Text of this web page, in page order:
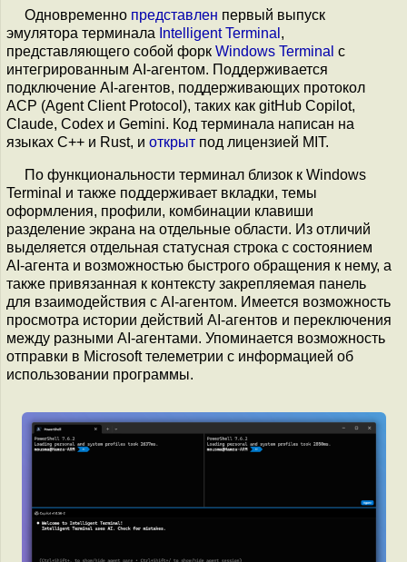
Одновременно представлен первый выпуск
эмулятора терминала Intelligent Terminal ,
представляющего собой форк Windows Terminal с
интегрированным AI-агентом. Поддерживается
подключение AI-агентов, поддерживающих протокол
ACP (Agent Client Protocol), таких как gitHub Copilot,
Claude, Codex и Gemini. Код терминала написан на
языках C++ и Rust, и открыт под лицензией MIT.
По функциональности терминал близок к Windows
Terminal и также поддерживает вкладки, темы
оформления, профили, комбинации клавиши
разделение экрана на отдельные области. Из отличий
выделяется отдельная статусная строка с состоянием
AI-агента и возможностью быстрого обращения к нему, а
также привязанная к контексту закрепляемая панель
для взаимодействия с AI-агентом. Имеется возможность
просмотра истории действий AI-агентов и переключения
между разными AI-агентами. Упоминается возможность
отправки в Microsoft телеметрии с информацией об
использовании программы.